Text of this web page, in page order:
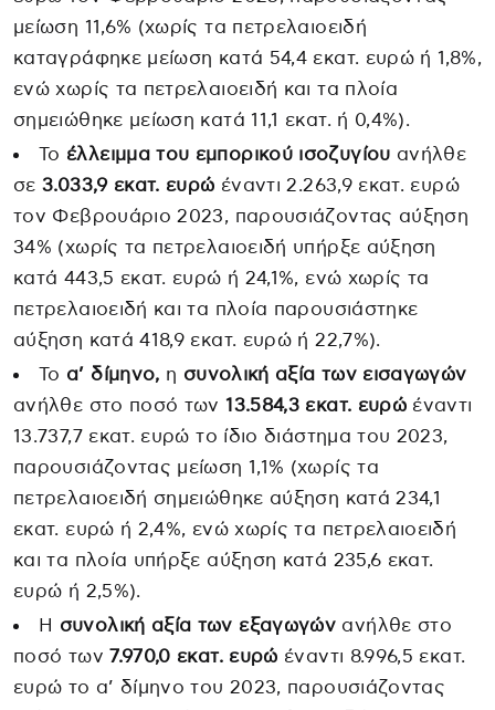
μείωση 11,6% (χωρίς τα πετρελαιοειδή
καταγράφηκε μείωση κατά 54,4 εκατ. ευρώ ή 1,8%,
ενώ χωρίς τα πετρελαιοειδή και τα πλοία
σημειώθηκε μείωση κατά 11,1 εκατ. ή 0,4%).
Το έλλειμμα του εμπορικού ισοζυγίου ανήλθε
σε3.033,9 εκατ. ευρώ έναντι 2.263,9 εκατ. ευρώ
τον Φεβρουάριο 2023, παρουσιάζοντας αύξηση
34% (χωρίς τα πετρελαιοειδή υπήρξε αύξηση
κατά 443,5 εκατ. ευρώ ή 24,1%, ενώ χωρίς τα
πετρελαιοειδή και τα πλοία παρουσιάστηκε
αύξηση κατά 418,9 εκατ. ευρώ ή 22,7%).
Το α’ δίμηνο, η συνολική αξία των εισαγωγών
ανήλθε στο ποσό των 13.584,3 εκατ. ευρώ έναντι
13.737,7 εκατ. ευρώ το ίδιο διάστημα του 2023,
παρουσιάζοντας μείωση 1,1% (χωρίς τα
πετρελαιοειδή σημειώθηκε αύξηση κατά 234,1
εκατ. ευρώ ή 2,4%, ενώ χωρίς τα πετρελαιοειδή
και τα πλοία υπήρξε αύξηση κατά 235,6 εκατ.
ευρώ ή 2,5%).
Η συνολική αξία των εξαγωγών ανήλθε στο
ποσό των 7.970,0 εκατ. ευρώ έναντι 8.996,5 εκατ.
ευρώ το α’ δίμηνο του 2023, παρουσιάζοντας